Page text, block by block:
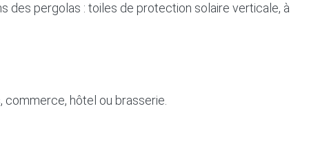
des pergolas : toiles de protection solaire verticale, à
hôtel ou brasserie.